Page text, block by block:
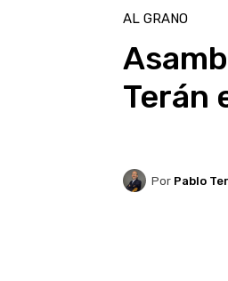
AL GRANO
Terán
Por Pablo